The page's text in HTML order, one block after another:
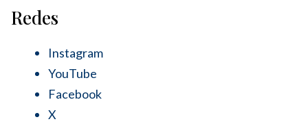
Redes
Instagram
YouTube
Facebook
X